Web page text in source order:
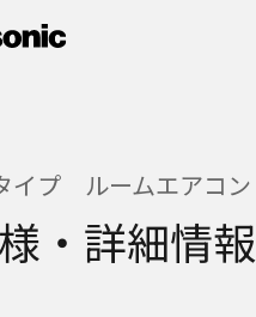
イプ ルームエアコン
・詳細情報